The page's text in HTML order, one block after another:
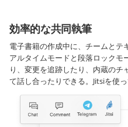
効率的な共同執筆
電子書籍の作成中に、チームとテ
アルタイムモードと段落ロックモ
り、変更を追跡したり、内蔵の
て話し合ったりできる。Jitsiを使